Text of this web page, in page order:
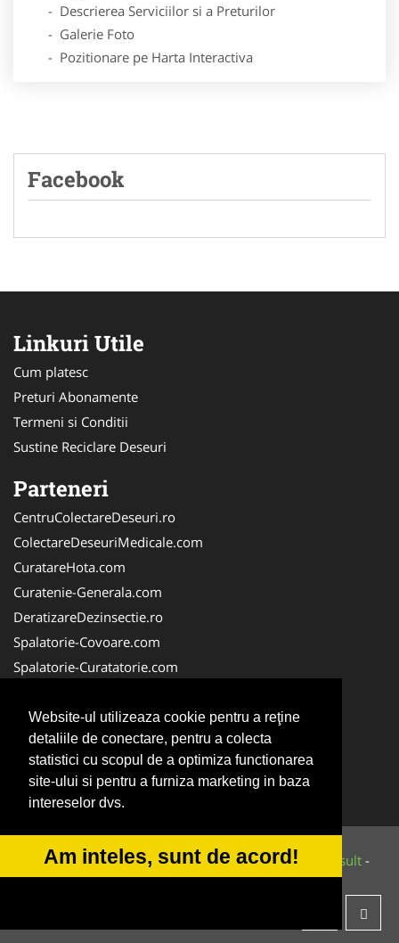
Website-ul utilizeaza cookie pentru a reţine
detaliile de conectare, pentru a colecta
statistici cu scopul de a optimiza functionarea
site-ului si pentru a furniza marketing in baza
intereselor dvs.
Am inteles, sunt de acord!
- Descrierea Serviciilor si a Preturilor
- Galerie Foto
- Pozitionare pe Harta Interactiva
Facebook
Linkuri Utile
Cum platesc
Preturi Abonamente
Termeni si Conditii
Sustine Reciclare Deseuri
Parteneri
CentruColectareDeseuri.ro
ColectareDeseuriMedicale.com
CuratareHota.com
Curatenie-Generala.com
DeratizareDezinsectie.ro
Spalatorie-Covoare.com
Spalatorie-Curatatorie.com
FirmaDeratizare.ro
Service-Reparatii.com
Servicii-DDD.com
ServiciiAlpinism.ro
© 2014-2026 Powered byVilonMedia&Tokaido Consult -
ANPC SOL